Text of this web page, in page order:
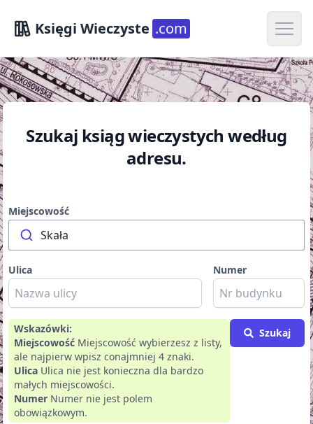
Księgi Wieczyste .com Open
Szukaj ksiąg wieczystych według
adresu.
Miejscowość
Skała
Ulica Numer
Wskazówki:
Miejscowość Miejscowość wybierzesz z listy,
ale najpierw wpisz conajmniej 4 znaki.
Ulica Ulica nie jest konieczna dla bardzo
małych miejscowości.
Numer Numer nie jest polem
obowiązkowym.
Szukaj